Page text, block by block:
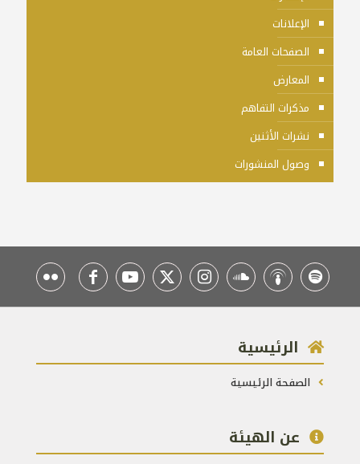
الإعلانات
الصفحات العامة
المعارض
مذكرات التفاهم
نشرات الأثنين
وصول المنشورات
الرئيسية
الصفحة الرئيسية
عن الهيئة